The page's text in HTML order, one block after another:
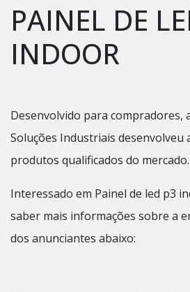
PAINEL DE
INDOOR
Desenvolvido para compradores,
Soluções Industriais desenvolveu
produtos qualificados do mercado.
Interessado em Painel de led p3
saber mais informações sobre a
dos anunciantes abaixo: